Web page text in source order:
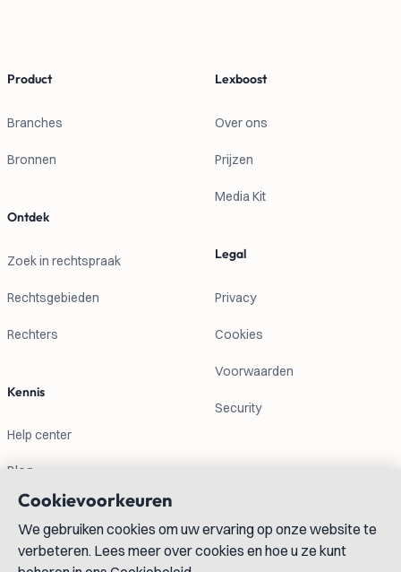
Product
Branches
Bronnen
Ontdek
Zoek in rechtspraak
Rechtsgebieden
Rechters
Kennis
Help center
Blog
Lexboost
Over ons
Prijzen
Media Kit
Legal
Privacy
Cookies
Voorwaarden
Security
Contactgegevens
Cookievoorkeuren
We gebruiken cookies om uw ervaring op onze website te
verbeteren. Lees meer over cookies en hoe u ze kunt